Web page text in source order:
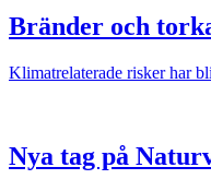
Bränder och
Klimatrelaterade risker har
Nya tag på